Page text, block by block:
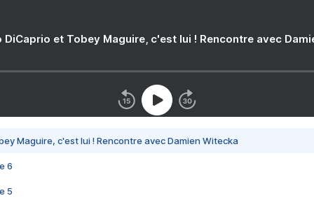
DiCaprio et Tobey Maguire, c'est lui ! Rencontre avec
Maguire, c'est lui ! Rencontre avec Damien Witecka
6
5